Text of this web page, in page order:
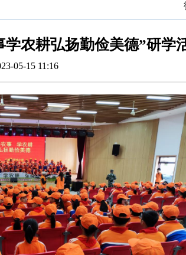
农耕弘扬勤俭美德”研学
05-15 11:16